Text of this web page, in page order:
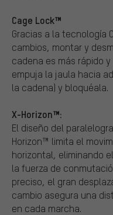
Cage Lock™
Gracias a la tecnología
cambios, montar y
cadena es más rápido
empuja la jaula hacia
la cadena) y bloquéala.
X-Horizon™:
El diseño del
Horizon™ limita el
horizontal, eliminando
la fuerza de
preciso, el gran
cambio asegura una
en cada marcha.